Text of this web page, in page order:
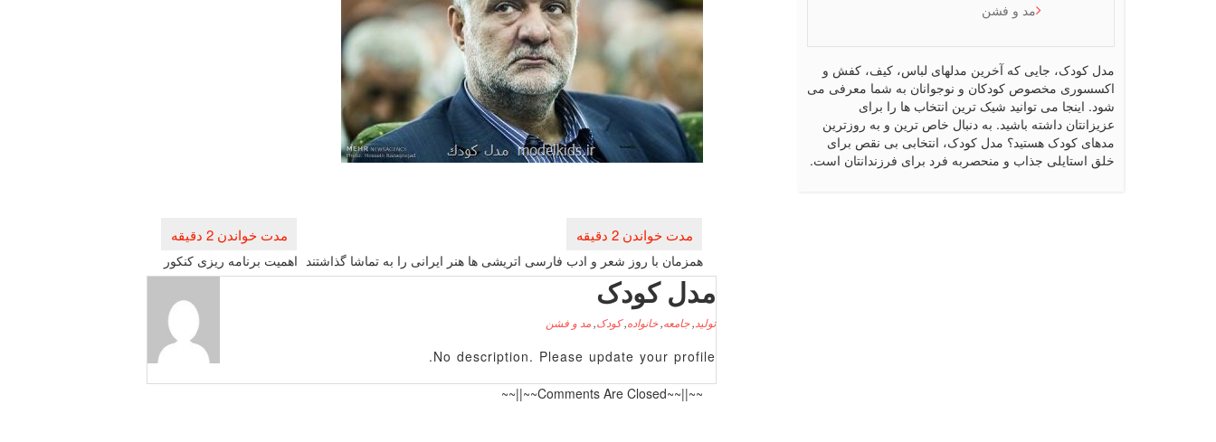
راهبری
نوشته اهمیت برنامه ریزی كنكور همزمان با روز شعر و ادب فارسی اتریشی ها هنر ایرانی را به تماشا گذاشتند
مدل کودک
تولید ,جامعه,خانواده,کودک, مد و فشن
No description. Please update your profile.
~~||~~Comments Are Closed~~||~~
مد و فشن
مدل کودک، جایی که آخرین مدلهای لباس، کیف، کفش و
اکسسوری مخصوص کودکان و نوجوانان به شما معرفی می
شود. اینجا می توانید شیک ترین انتخاب ها را برای
عزیزانتان داشته باشید. به دنبال خاص ترین و به روزترین
مدهای کودک هستید؟ مدل کودک، انتخابی بی نقص برای
خلق استایلی جذاب و منحصربه فرد برای فرزندانتان است.